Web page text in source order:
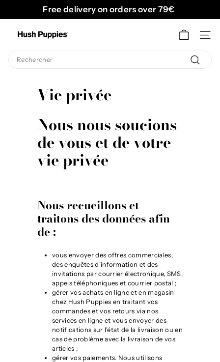
Diaporama
Free delivery on orders over 79€
s
h
Search
Vie privée
Nous nous soucions
de vous et de votre
vie privée
Nous recueillons et
traitons des données afin
de :
vous envoyer des offres commerciales,
des enquêtes d'information et des
invitations par courrier électronique, SMS,
appels téléphoniques et courrier postal ;
gérer vos achats en ligne et en magasin
chez Hush Puppies en traitant vos
commandes et vos retours via nos
services en ligne et vous envoyer des
notifications sur l'état de la livraison ou en
cas de problème avec la livraison de vos
articles ;
gérer vos paiements. Nous utilisons